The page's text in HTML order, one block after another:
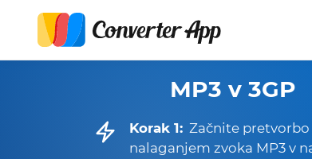
MP3 v 3GP
Korak 1: Začnite pretvorbo
nalaganjem zvoka MP3 v